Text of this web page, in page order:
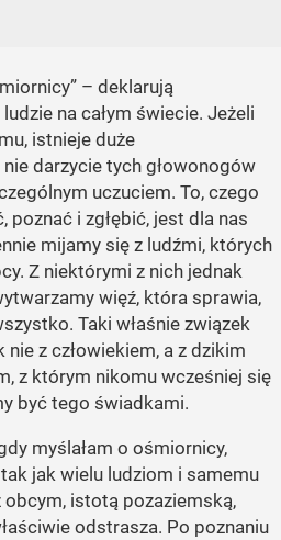
– deklarują
na całym świecie. Jeżeli
istnieje duże
darzycie tych głowonogów
uczuciem. To, czego
poznać i zgłębić, jest dla nas
mijamy się z ludźmi, których
Z niektórymi z nich jednak
więź, która sprawia,
Taki właśnie związek
nie z człowiekiem, a z dzikim
z którym nikomu wcześniej się
być tego świadkami.
myślałam o ośmiornicy,
jak wielu ludziom i samemu
istotą pozaziemską,
odstrasza. Po poznaniu